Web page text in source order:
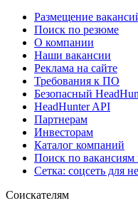
Размещение
Поиск по резюме
О компании
Наши вакансии
Реклама на сайте
Требования к ПО
Безопасный
HeadHunter API
Партнерам
Инвесторам
Каталог компаний
Поиск по
Сетка: соцсеть для
Соискателям